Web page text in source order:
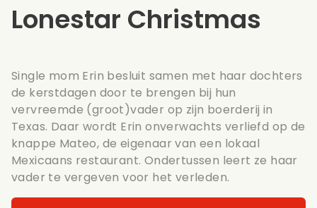
Lonestar Christmas
Single mom Erin besluit samen met haar dochters
de kerstdagen door te brengen bij hun
vervreemde (groot)vader op zijn boerderij in
Texas. Daar wordt Erin onverwachts verliefd op de
knappe Mateo, de eigenaar van een lokaal
Mexicaans restaurant. Ondertussen leert ze haar
vader te vergeven voor het verleden.